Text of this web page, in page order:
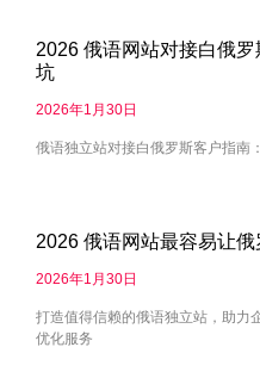
2026 俄语网站对接白俄
坑
2026年1月30日
俄语独立站对接白俄罗斯客户指南
2026 俄语网站最容易让
2026年1月30日
打造值得信赖的俄语独立站，助力
优化服务